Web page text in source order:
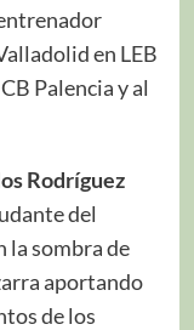
en LEB
Palencia y al
Rodríguez
del
la sombra de
aportando
de los